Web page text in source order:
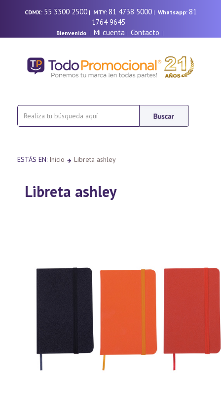
CDMX: 55 3300 2500| MTY: 81 4738 5000| Whatsapp: 81
1764 9645
Bienvenido| Mi cuenta | Contacto |
ESTÁS EN: Inicio Libreta ashley
Libreta ashley